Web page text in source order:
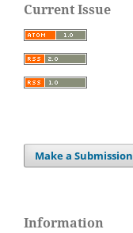
Current Issue
Make a Submission
Information